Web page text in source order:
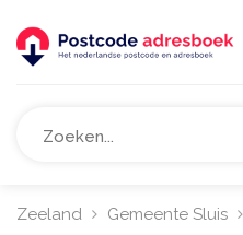
Zeeland Gemeente Sluis